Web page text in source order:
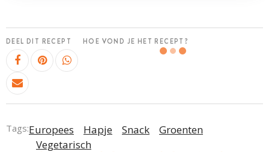
DEEL DIT RECEPT HOE VOND JE HET RECEPT?
Tags:Europees Hapje Snack
Groenten
Vegetarisch